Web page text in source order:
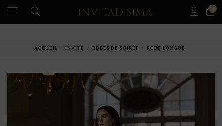
ACCUEIL INVITÉ ROBES DE SOIRÉE ROBE LONGUE